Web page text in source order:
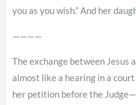
you as you wish.” And her
————
The exchange between Jesus
almost like a hearing in a
her petition before the